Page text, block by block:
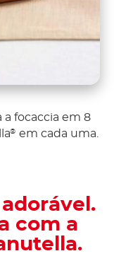
a focaccia em 8
® em cada uma.
com a